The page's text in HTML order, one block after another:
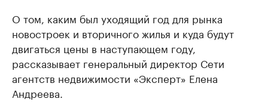
О том, каким был уходящий год для рынка
новостроек и вторичного жилья и куда будут
двигаться цены в наступающем году,
рассказывает генеральный директор Сети
агентств недвижимости «Эксперт» Елена
Андреева.